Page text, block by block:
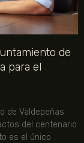
de
para el
de Valdepeñas
del centenario
es el único